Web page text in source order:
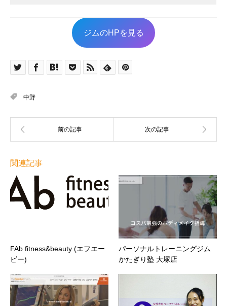
ジムのHPを見る
中野
関連記事
FAb fitness&beauty (エフエー
ビー)
パーソナルトレーニングジム
かたぎり塾 大塚店